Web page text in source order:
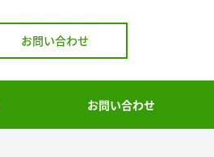
お問い合わせ
お問い合わせ